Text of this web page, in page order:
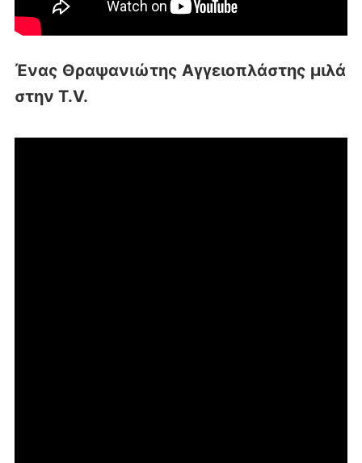
Ένας Θραψανιώτης Αγγειοπλάστης μιλά
στην T.V.